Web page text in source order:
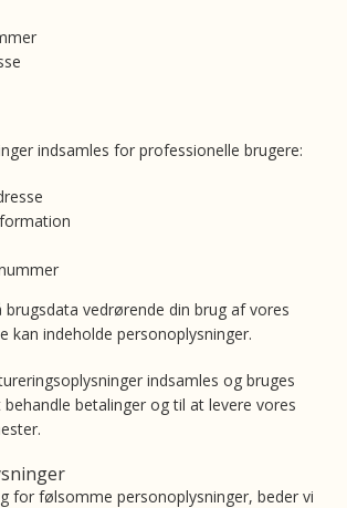
indsamles for professionelle brugere:
brugsdata vedrørende din brug af vores
kan indeholde personoplysninger.
indsamles og bruges
betalinger og til at levere vores
for følsomme personoplysninger, beder vi